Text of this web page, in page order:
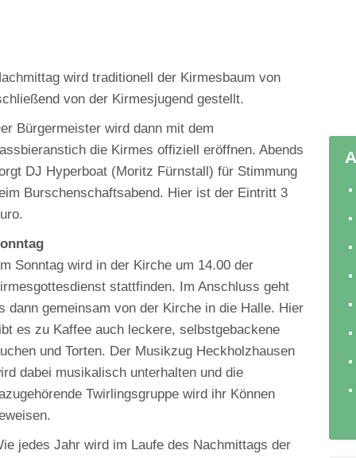
wird traditionell der Kirmesbaum von
von der Kirmesjugend gestellt.
Bürgermeister wird dann mit dem
die Kirmes offiziell eröffnen. Abends
DJ Hyperboat (Moritz Fürnstall) für Stimmung
Burschenschaftsabend. Hier ist der Eintritt 3
Sonntag wird in der Kirche um 14.00 der
stattfinden. Im Anschluss geht
dann gemeinsam von der Kirche in die Halle. Hier
es zu Kaffee auch leckere, selbstgebackene
und Torten. Der Musikzug Heckholzhausen
dabei musikalisch unterhalten und die
Twirlingsgruppe wird ihr Können
jedes Jahr wird im Laufe des Nachmittags der